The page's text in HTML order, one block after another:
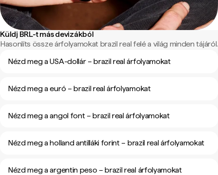
Küldj BRL-t más devizákból
Hasonlíts össze árfolyamokat brazil real felé a világ minden tájáról.
Nézd meg a USA-dollár – brazil real árfolyamokat
Nézd meg a euró – brazil real árfolyamokat
Nézd meg a angol font – brazil real árfolyamokat
Nézd meg a holland antilláki forint – brazil real árfolyamokat
Nézd meg a argentin peso – brazil real árfolyamokat